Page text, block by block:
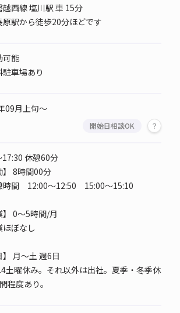
越西線 塩川駅 車 15分
駅から徒歩20分ほどです
可能
車場あり
09月上旬～
開始日相談OK
休憩60分
】 8時間00分
間 12:00～12:50 15:00～15:10
】 0～5時間/月
ぼなし
月～土 週6日
土曜休み。それ以外は出社。夏季・冬季休
程度あり。